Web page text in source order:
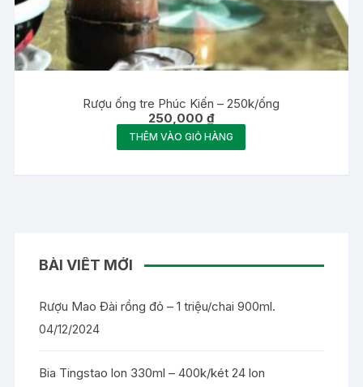
Rượu ống tre Phúc Kiến – 250k/ống
250,000₫
THÊM VÀO GIỎ HÀNG
BÀI VIẾT MỚI
Rượu Mao Đài rồng đỏ – 1 triệu/chai 900ml.
04/12/2024
Bia Tingstao lon 330ml – 400k/két 24 lon